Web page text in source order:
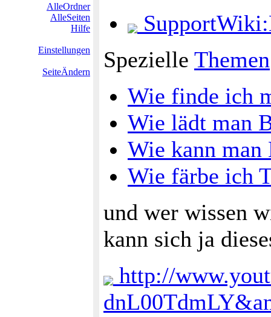
AlleOrdner
AlleSeiten
Hilfe
Einstellungen
SeiteÄndern
Spezielle Themen
Wie finde ich
Wie lädt man
Wie kann man
Wie färbe ich
und wer wissen
kann sich ja
http://